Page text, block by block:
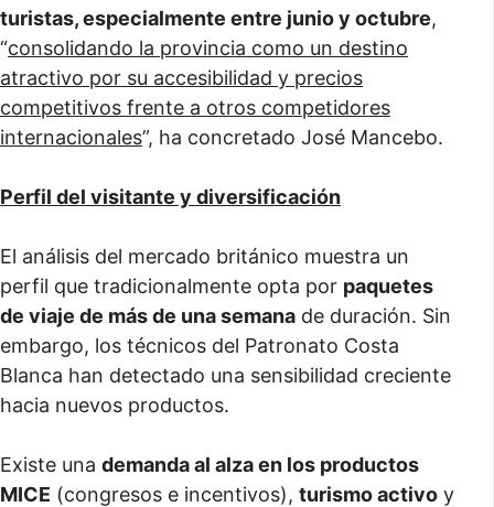
turistas, especialmente entre junio y octubre,
“consolidando la provincia como un destino
atractivo por su accesibilidad y precios
competitivos frente a otros competidores
internacionales”, ha concretado José Mancebo.
Perfil del visitante y diversificación
El análisis del mercado británico muestra un
perfil que tradicionalmente opta por paquetes
de viaje de más de una semana de duración. Sin
embargo, los técnicos del Patronato Costa
Blanca han detectado una sensibilidad creciente
hacia nuevos productos.
Existe una demanda al alza en los productos
MICE (congresos e incentivos), turismo activo y